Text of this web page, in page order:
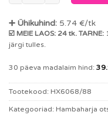
➕ Ühikuhind: 5.74 €/tk
☑️ MEIE LAOS: 24 tk. TARNE:
järgi tulles.
30 päeva madalaim hind:
Tootekood: HX6068/88
Kategooriad: Hambaharja